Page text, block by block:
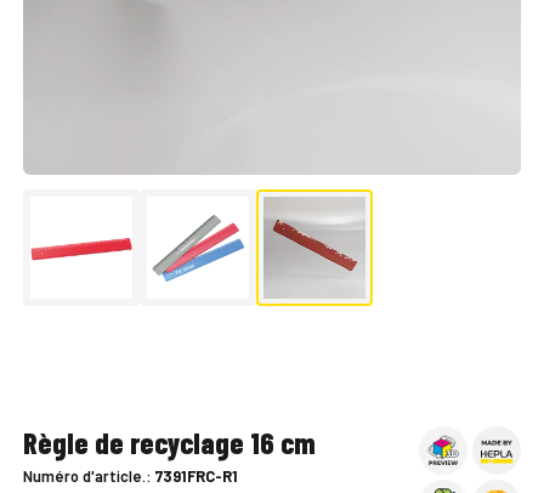
Règle de recyclage 16 cm
Numéro d'article.: 7391FRC-R1